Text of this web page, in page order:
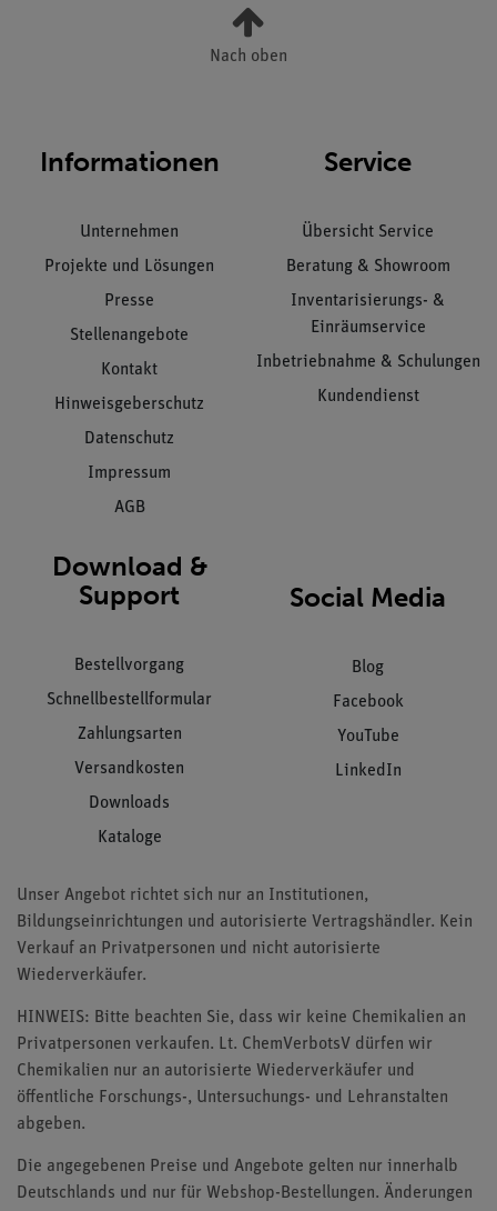
Nach oben
Informationen
Unternehmen
Projekte und Lösungen
Presse
Stellenangebote
Kontakt
Hinweisgeberschutz
Datenschutz
Impressum
AGB
Service
Übersicht Service
Beratung & Showroom
Inventarisierungs- &
Einräumservice
Inbetriebnahme & Schulungen
Kundendienst
Download &
Support
Bestellvorgang
Schnellbestellformular
Zahlungsarten
Versandkosten
Downloads
Kataloge
Social Media
Blog
Facebook
YouTube
LinkedIn
Unser Angebot richtet sich nur an Institutionen,
Bildungseinrichtungen und autorisierte Vertragshändler. Kein
Verkauf an Privatpersonen und nicht autorisierte
Wiederverkäufer.
HINWEIS: Bitte beachten Sie, dass wir keine Chemikalien an
Privatpersonen verkaufen. Lt. ChemVerbotsV dürfen wir
Chemikalien nur an autorisierte Wiederverkäufer und
öffentliche Forschungs-, Untersuchungs- und Lehranstalten
abgeben.
Die angegebenen Preise und Angebote gelten nur innerhalb
Deutschlands und nur für Webshop-Bestellungen. Änderungen